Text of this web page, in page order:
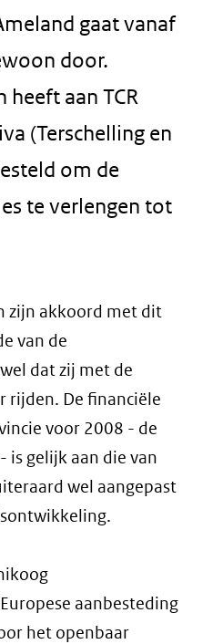
gaat vanaf
door.
heeft aan TCR
(Terschelling en
om de
te verlengen tot
zijn akkoord met dit
van de
dat zij met de
rijden. De financiële
voor 2008 - de
is gelijk aan die van
wel aangepast
aanbesteding
het openbaar